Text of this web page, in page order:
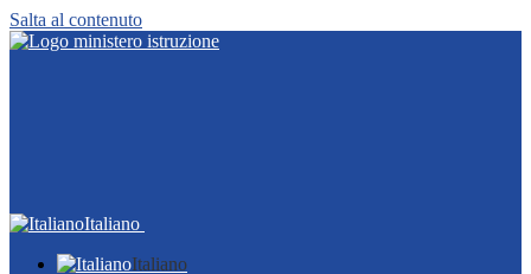
Salta al contenuto
Italiano
Italiano